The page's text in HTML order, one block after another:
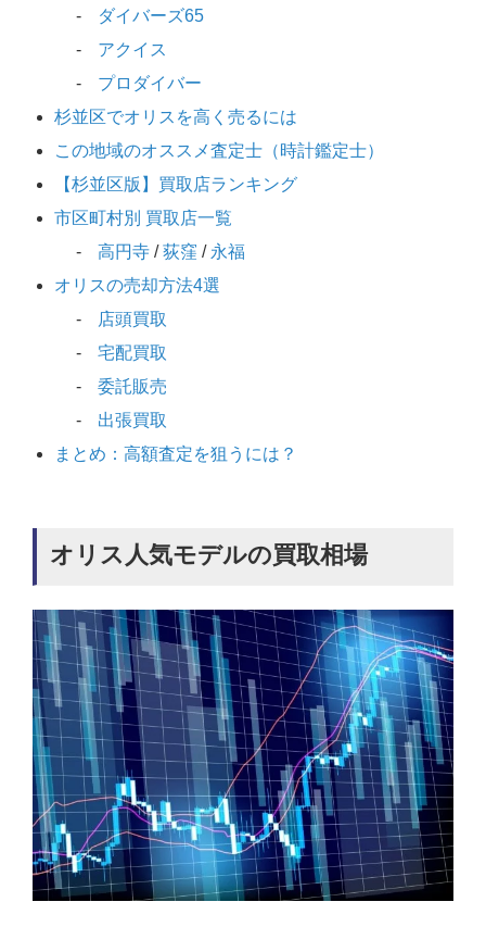
ダイバーズ65
アクイス
プロダイバー
杉並区でオリスを高く売るには
この地域のオススメ査定士（時計鑑定士）
【杉並区版】買取店ランキング
市区町村別 買取店一覧
高円寺 /荻窪 / 永福
オリスの売却方法4選
店頭買取
宅配買取
委託販売
出張買取
まとめ：高額査定を狙うには？
オリス人気モデルの買取相場